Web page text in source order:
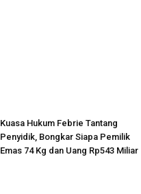
Kuasa Hukum Febrie Tantang
Penyidik, Bongkar Siapa Pemilik
Emas 74 Kg dan Uang Rp543 Miliar